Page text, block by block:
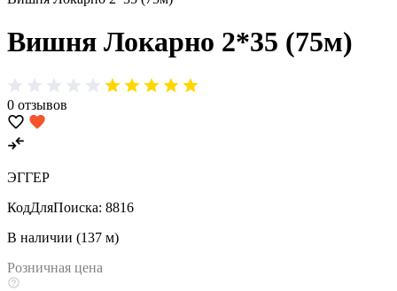
Вишня Локарно 2*35 (75м)
0 отзывов
ЭГГЕР
КодДляПоиска: 8816
В наличии (137 м)
Розничная цена